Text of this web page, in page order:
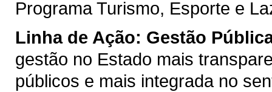
Programa Turismo, Esporte e
Linha de Ação: Gestão
gestão no Estado mais
públicos e mais integrada no